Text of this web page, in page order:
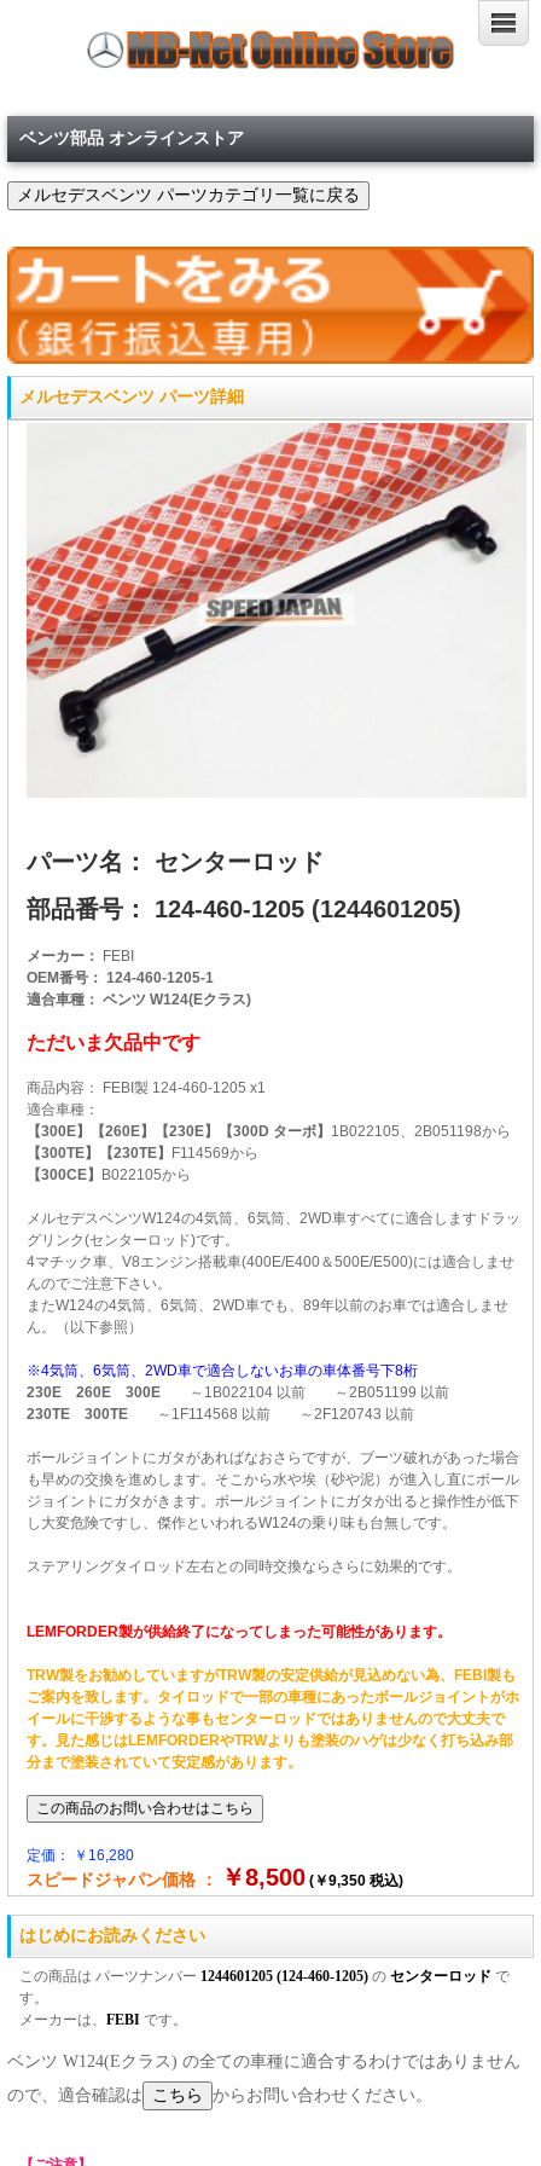
ベンツ部品 オンラインストア
メルセデスベンツ パーツ詳細
パーツ名： センターロッド
部品番号： 124-460-1205 (1244601205)
メーカー：
FEBI
OEM番号： 124-460-1205-1
適合車種： ベンツ W124(Eクラス)
ただいま欠品中です
商品内容： FEBI製 124-460-1205 x1
適合車種：
【300E】【260E】【230E】【300D ターボ】 1B022105、2B051198から
【300TE】【230TE】
F114569から
【300CE】
B022105から
メルセデスベンツW124の4気筒、6気筒、2WD車すべてに適合しますドラッ
グリンク(センターロッド)です。
4マチック車、V8エンジン搭載車(400E/E400＆500E/E500)には適合しませ
んのでご注意下さい。
またW124の4気筒、6気筒、2WD車でも、89年以前のお車では適合しませ
ん。（以下参照）
※4気筒、6気筒、2WD車で適合しないお車の車体番号下8桁
230E 260E 300E
～1B022104 以前 ～2B051199 以前
230TE 300TE
～1F114568 以前 ～2F120743 以前
ボールジョイントにガタがあればなおさらですが、ブーツ破れがあった場合
も早めの交換を進めします。そこから水や埃（砂や泥）が進入し直にボール
ジョイントにガタがきます。ボールジョイントにガタが出ると操作性が低下
し大変危険ですし、傑作といわれるW124の乗り味も台無しです。
ステアリングタイロッド左右との同時交換ならさらに効果的です。
LEMFORDER製が供給終了になってしまった可能性があります。
TRW製をお勧めしていますがTRW製の安定供給が見込めない為、FEBI製も
ご案内を致します。タイロッドで一部の車種にあったボールジョイントがホ
イールに干渉するような事もセンターロッドではありませんので大丈夫で
す。見た感じはLEMFORDERやTRWよりも塗装のハゲは少なく打ち込み部
分まで塗装されていて安定感があります。
定価： ￥16,280
スピードジャパン価格 ： ￥8,500 (￥9,350 税込)
はじめにお読みください
この商品は パーツナンバー 1244601205 (124-460-1205) の センターロッド で
す。
メーカーは、 FEBI です。
ベンツ W124(Eクラス) の全ての車種に適合するわけではありません
ので、適合確認は
からお問い合わせください。